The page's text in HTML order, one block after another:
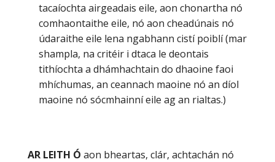
tacaíochta airgeadais eile, aon chonartha nó
comhaontaithe eile, nó aon cheadúnais nó
údaraithe eile lena ngabhann cistí poiblí (mar
shampla, na critéir i dtaca le deontais
tithíochta a dhámhachtain do dhaoine faoi
mhíchumas, an ceannach maoine nó an díol
maoine nó sócmhainní eile ag an rialtas.)
AR LEITH Ó aon bheartas, clár, achtachán nó